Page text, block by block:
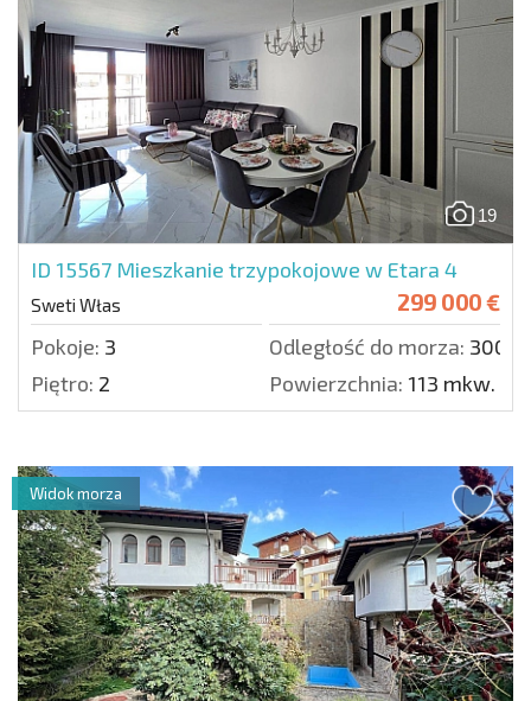
19
ID 15567 Mieszkanie trzypokojowe w Etara 4
Sweti Włas 299 000 €
Pokoje: 3 Odległość do morza: 300
Piętro: 2 Powierzchnia: 113 mkw.
Widok morza